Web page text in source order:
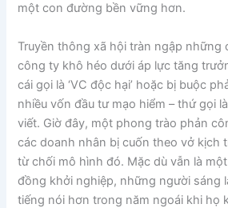
một con đường bền vững hơn.
Truyền thông xã hội tràn ngập những
công ty khô héo dưới áp lực tăng
cái gọi là ‘VC độc hại’ hoặc bị buộc
nhiều vốn đầu tư mạo hiểm – thứ gọi là
viết. Giờ đây, một phong trào phản
các doanh nhân bị cuốn theo vở kịch
từ chối mô hình đó. Mặc dù vẫn là
đồng khởi nghiệp, những người sáng
tiếng nói hơn trong năm ngoái khi họ